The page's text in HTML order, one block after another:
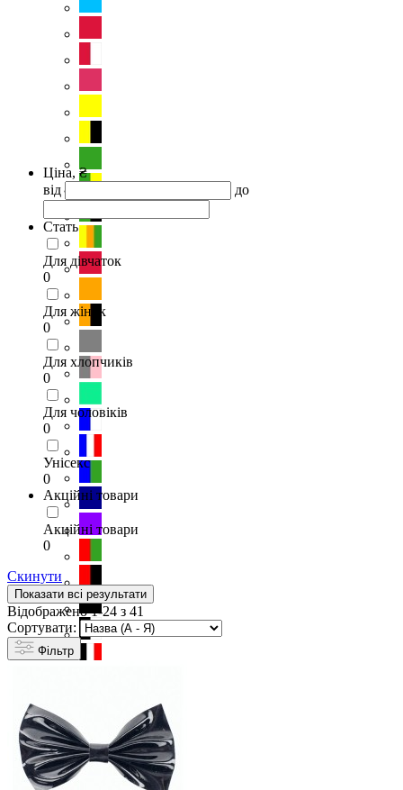
Ціна, ₴
від
до
Стать
Для дівчаток
0
Для жінок
0
Для хлопчиків
0
Для чоловіків
0
Унісекс
0
Акційні товари
Акційні товари
0
Скинути
Показати всі результати
Відображено 1-24 з 41
Сортувати:
Фільтр